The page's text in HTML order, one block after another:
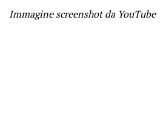
Immagine screenshot da YouTube